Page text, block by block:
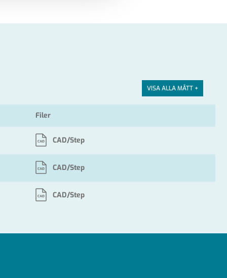
VISA ALLA MÅTT +
Filer
CAD/Step
CAD/Step
CAD/Step